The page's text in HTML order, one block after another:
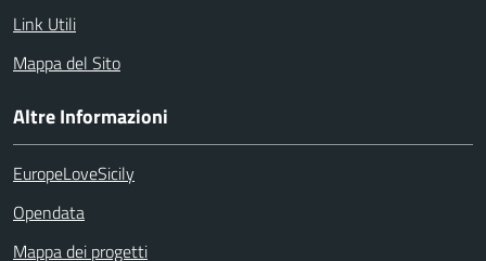
Link Utili
Mappa del Sito
Altre Informazioni
EuropeLoveSicily
Opendata
Mappa dei progetti